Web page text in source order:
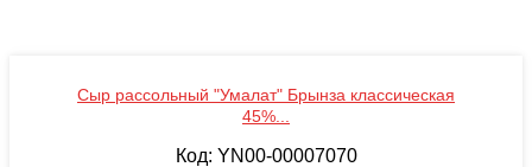
Сыр рассольный "Умалат" Брынза классическая
45%...
Код: YN00-00007070